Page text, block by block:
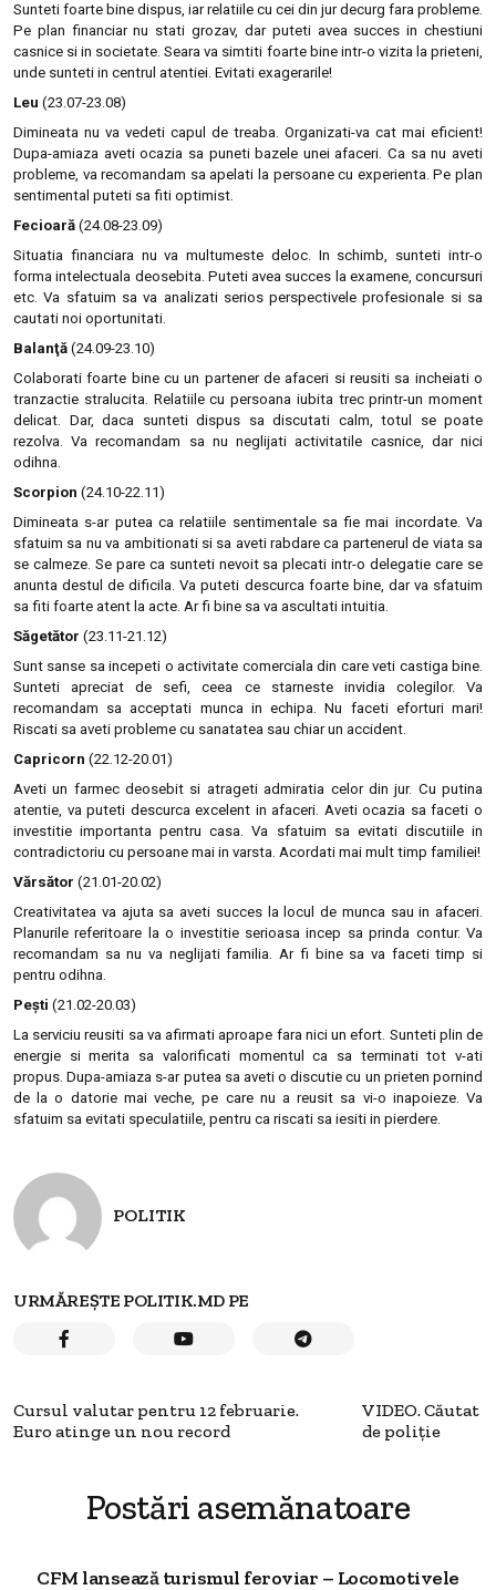
Sunteti foarte bine dispus, iar relatiile cu cei din jur decurg fara probleme.
Pe plan financiar nu stati grozav, dar puteti avea succes in chestiuni
casnice si in societate. Seara va simtiti foarte bine intr-o vizita la prieteni,
unde sunteti in centrul atentiei. Evitati exagerarile!
Leu (23.07-23.08)
Dimineata nu va vedeti capul de treaba. Organizati-va cat mai eficient!
Dupa-amiaza aveti ocazia sa puneti bazele unei afaceri. Ca sa nu aveti
probleme, va recomandam sa apelati la persoane cu experienta. Pe plan
sentimental puteti sa fiti optimist.
Fecioară (24.08-23.09)
Situatia financiara nu va multumeste deloc. In schimb, sunteti intr-o
forma intelectuala deosebita. Puteti avea succes la examene, concursuri
etc. Va sfatuim sa va analizati serios perspectivele profesionale si sa
cautati noi oportunitati.
Balanţă (24.09-23.10)
Colaborati foarte bine cu un partener de afaceri si reusiti sa incheiati o
tranzactie stralucita. Relatiile cu persoana iubita trec printr-un moment
delicat. Dar, daca sunteti dispus sa discutati calm, totul se poate
rezolva. Va recomandam sa nu neglijati activitatile casnice, dar nici
odihna.
Scorpion (24.10-22.11)
Dimineata s-ar putea ca relatiile sentimentale sa fie mai incordate. Va
sfatuim sa nu va ambitionati si sa aveti rabdare ca partenerul de viata sa
se calmeze. Se pare ca sunteti nevoit sa plecati intr-o delegatie care se
anunta destul de dificila. Va puteti descurca foarte bine, dar va sfatuim
sa fiti foarte atent la acte. Ar fi bine sa va ascultati intuitia.
Săgetător (23.11-21.12)
Sunt sanse sa incepeti o activitate comerciala din care veti castiga bine.
Sunteti apreciat de sefi, ceea ce starneste invidia colegilor. Va
recomandam sa acceptati munca in echipa. Nu faceti eforturi mari!
Riscati sa aveti probleme cu sanatatea sau chiar un accident.
Capricorn (22.12-20.01)
Aveti un farmec deosebit si atrageti admiratia celor din jur. Cu putina
atentie, va puteti descurca excelent in afaceri. Aveti ocazia sa faceti o
investitie importanta pentru casa. Va sfatuim sa evitati discutiile in
contradictoriu cu persoane mai in varsta. Acordati mai mult timp familiei!
Vărsător (21.01-20.02)
Creativitatea va ajuta sa aveti succes la locul de munca sau in afaceri.
Planurile referitoare la o investitie serioasa incep sa prinda contur. Va
recomandam sa nu va neglijati familia. Ar fi bine sa va faceti timp si
pentru odihna.
Peşti (21.02-20.03)
La serviciu reusiti sa va afirmati aproape fara nici un efort. Sunteti plin de
energie si merita sa valorificati momentul ca sa terminati tot v-ati
propus. Dupa-amiaza s-ar putea sa aveti o discutie cu un prieten pornind
de la o datorie mai veche, pe care nu a reusit sa vi-o inapoieze. Va
sfatuim sa evitati speculatiile, pentru ca riscati sa iesiti in pierdere.
POLITIK
URMĂREȘTE POLITIK.MD PE
Cursul valutar pentru 12 februarie.
Euro atinge un nou record
VIDEO. Căutat
de poliţie
Postări asemănatoare
CFM lansează turismul feroviar – Locomotivele